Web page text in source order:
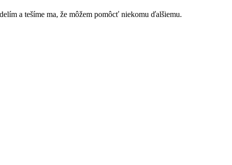
a tešíme ma, že môžem pomôcť niekomu ďalšiemu.